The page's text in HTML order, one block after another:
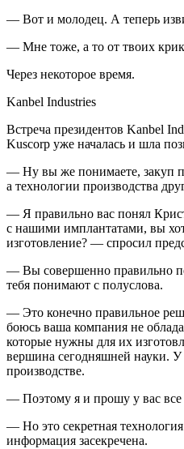
— Вот и молодец. А теперь
— Мне тоже, а то от твоих
Через некоторое время.
Kanbel Industries
Встреча президентов Kanbel
Kuscorp уже началась и шла
— Ну вы же понимаете, закуп
а технологии производства
— Я правильно вас понял
с нашими имплантатами, вы
изготовление? — спросил
— Вы совершенно правильно
тебя понимают с полуслова.
— Это конечно правильное
боюсь ваша компания не
которые нужны для их
вершина сегодняшней науки.
производстве.
— Поэтому я и прошу у вас
— Но это секретная
информация засекречена.